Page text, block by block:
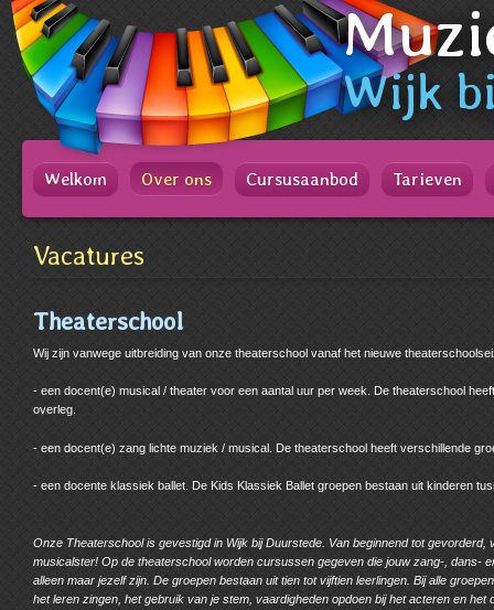
Spring
naar
Spring
naar
de
inhoud
Spring
naar
hoofdmenu
Wijk
Vacatures
Theaterschool
Wij zijn vanwege uitbreiding van onze theaterschool vanaf het nieuwe
- een docent(e) musical / theater voor een aantal uur per week. De theaterschool
overleg.
- een docent(e) zang lichte muziek / musical. De theaterschool heeft verschillende
- een docente klassiek ballet. De Kids Klassiek Ballet groepen bestaan uit kinderen
Onze Theaterschool is gevestigd in Wijk bij Duurstede. Van beginnend tot
musicalster! Op de theaterschool worden cursussen gegeven die jouw zang-, dans-
alleen maar jezelf zijn. De groepen bestaan uit tien tot vijftien leerlingen. Bij alle
het leren zingen, het gebruik van je stem, vaardigheden opdoen bij het acteren en
Welkom Over ons Cursusaanbod Tarieven